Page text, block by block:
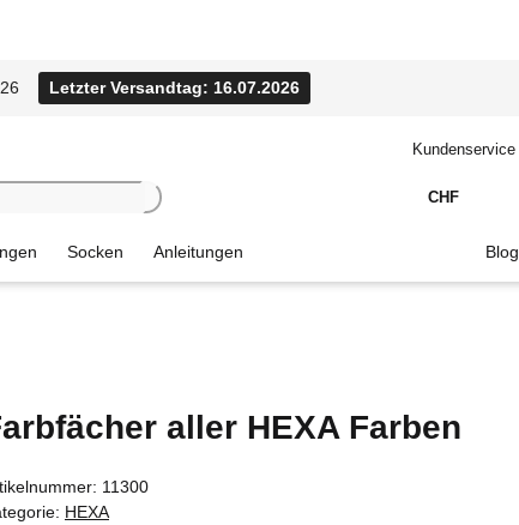
Letzter Versandtag: 16.07.2026
Kundenservice
CHF
Socken Anleitungen Blog
aller HEXA Farben
11300
HEXA